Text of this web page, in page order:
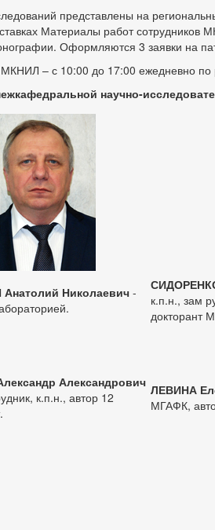
представлены на
Материалы работ
Оформляются 3 заявки на
– с 10:00 до 17:00 ежедневно по
научно-
Николаевич-
к.п.н., зам
докторант
Александрович
к.п.н., автор 12
ЛЕВИНА
МГАФК,